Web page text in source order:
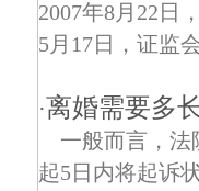
2007年8月22日
5月17日，证监
·离婚需要多
一般而言，
起5日内将起诉